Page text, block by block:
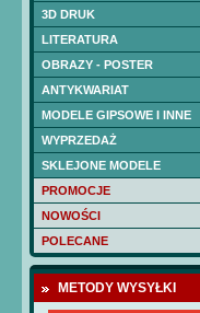
3D DRUK
LITERATURA
OBRAZY - POSTER
ANTYKWARIAT
MODELE GIPSOWE I INNE
WYPRZEDAŻ
SKLEJONE MODELE
PROMOCJE
NOWOŚCI
POLECANE
METODY WYSYŁKI